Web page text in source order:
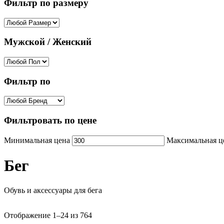
Фильтр по размеру
Мужской / Женский
Фильтр по
Фильтровать по цене
Минимальная цена Максимальная
Бег
Обувь и аксессуары для бега
Отображение 1–24 из 764